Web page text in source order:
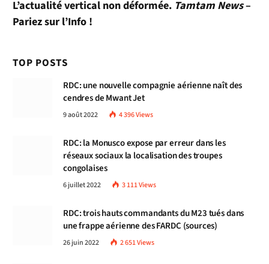
L’actualité vertical non déformée. Tamtam News–
Pariez sur l’Info !
TOP POSTS
RDC: une nouvelle compagnie aérienne naît des
cendres de Mwant Jet
9 août 2022 4 396Views
RDC: la Monusco expose par erreur dans les
réseaux sociaux la localisation des troupes
congolaises
6 juillet 2022 3 111Views
RDC: trois hauts commandants du M23 tués dans
une frappe aérienne des FARDC (sources)
26 juin 2022 2 651Views